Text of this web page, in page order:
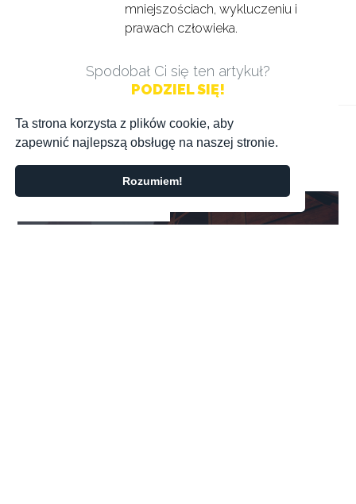
Ta strona korzysta z plików cookie, aby
zapewnić najlepszą obsługę na naszej stronie.
Rozumiem!
mniejszościach, wykluczeniu i
prawach człowieka.
Spodobał Ci się ten artykuł?
PODZIEL SIĘ!
Cowboy Life Simulator: Pod Warszawą kręcą western